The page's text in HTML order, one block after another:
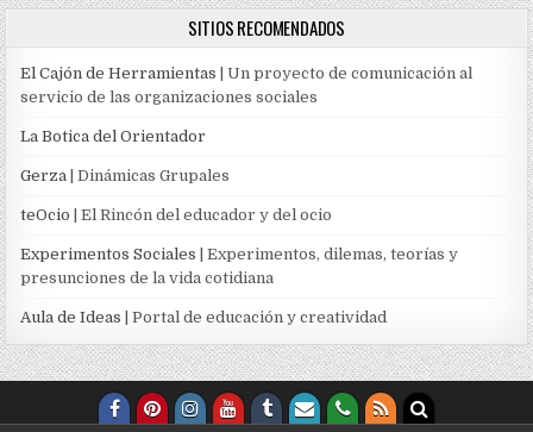
SITIOS RECOMENDADOS
El Cajón de Herramientas | Un proyecto de comunicación al
servicio de las organizaciones sociales
La Botica del Orientador
Gerza | Dinámicas Grupales
teOcio | El Rincón del educador y del ocio
Experimentos Sociales | Experimentos, dilemas, teorías y
presunciones de la vida cotidiana
Aula de Ideas | Portal de educación y creatividad